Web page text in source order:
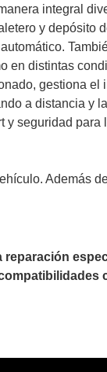
integral
y
distintas
gestiona
a distancia y
y seguridad para
Además